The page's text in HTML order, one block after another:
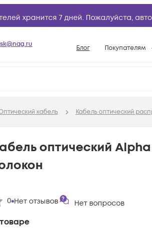
хранится 7 дней. Пожалуйста,
Блог Покупателям
Условия
Возврат товара
Конфигураторы
кабель Кабель оптический
оптический Alpha
0 Нет отзывов Нет вопросов